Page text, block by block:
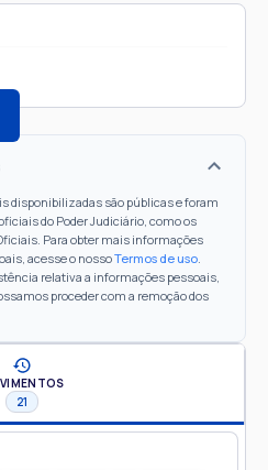
disponibilizadas são públicas e foram
do Poder Judiciário, como os
Para obter mais informações
acesse o nossoTermos de uso.
relativa a informações pessoais,
proceder com a remoção dos
21